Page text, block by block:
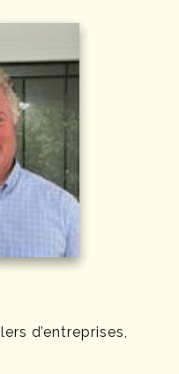
d’entreprises,